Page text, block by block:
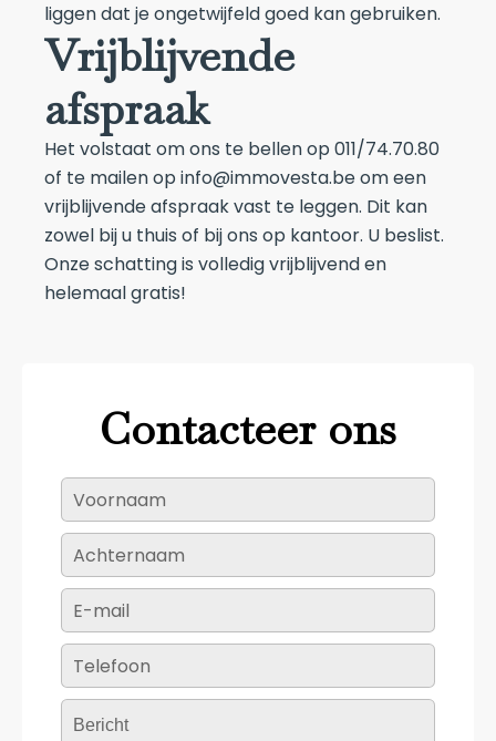
liggen dat je ongetwijfeld goed kan gebruiken.
Vrijblijvende
afspraak
Het volstaat om ons te bellen op 011/74.70.80
of te mailen op info@immovesta.beom een
vrijblijvende afspraak vast te leggen. Dit kan
zowel bij u thuis of bij ons op kantoor. U beslist.
Onze schatting is volledig vrijblijvend en
helemaal gratis!
Contacteer ons